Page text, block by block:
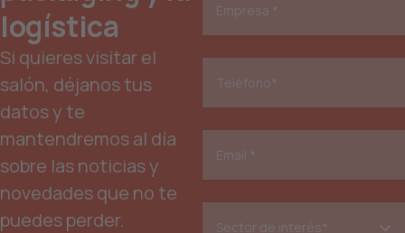
logística
Si quieres visitar el
salón, déjanos tus
datos y te
mantendremos al día
sobre las noticias y
novedades que no te
puedes perder.